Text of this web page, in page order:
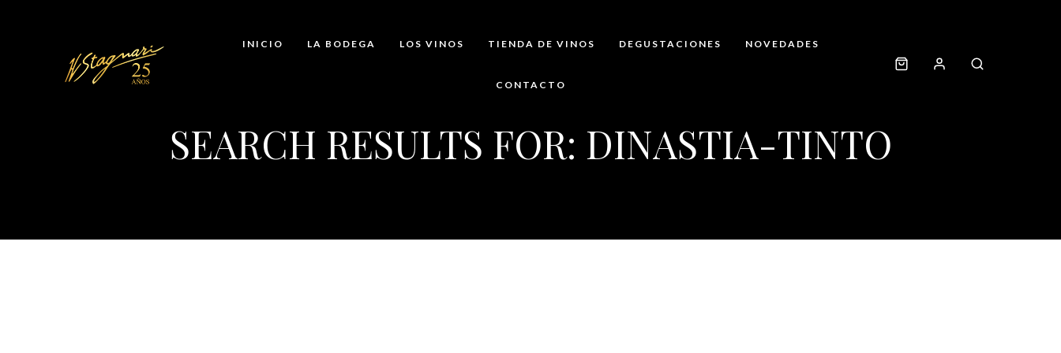
INICIO LA BODEGA LOS VINOS TIENDA DE VINOS DEGUSTACIONES NOVEDADES
CONTACTO
SEARCH RESULTS FOR: DINASTIA-TINTO